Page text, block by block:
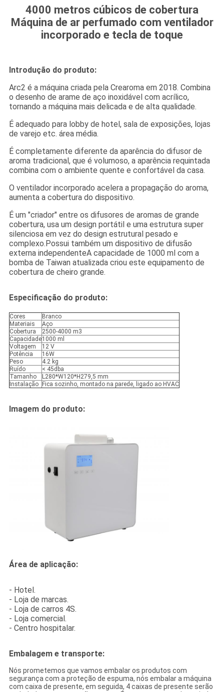
4000 metros cúbicos de cobertura
Máquina de ar perfumado com ventilador
incorporado e tecla de toque
Introdução do produto:
Arc2 é a máquina criada pela Crearoma em 2018. Combina
o desenho de arame de aço inoxidável com acrílico,
tornando a máquina mais delicada e de alta qualidade.
É adequado para lobby de hotel, sala de exposições, lojas
de varejo etc. área média.
É completamente diferente da aparência do difusor de
aroma tradicional, que é volumoso, a aparência requintada
combina com o ambiente quente e confortável da casa.
O ventilador incorporado acelera a propagação do aroma,
aumenta a cobertura do dispositivo.
É um "criador" entre os difusores de aromas de grande
cobertura, usa um design portátil e uma estrutura super
silenciosa em vez do design estrutural pesado e
complexo.Possui também um dispositivo de difusão
externa independenteA capacidade de 1000 ml com a
bomba de Taiwan atualizada criou este equipamento de
cobertura de cheiro grande.
Especificação do produto:
Cores
Branco
Materiais
Aço
Cobertura
2500-4000 m3
Capacidade1000 ml
Voltagem
12 V
Potência
16W
Peso
4.2 kg
Ruído
< 45dba
Tamanho
L280*W120*H279,5 mm
Instalação
Fica sozinho, montado na parede, ligado ao HVAC
Imagem do produto:
Área de aplicação:
- Hotel.
- Loja de marcas.
- Loja de carros 4S.
- Loja comercial.
- Centro hospitalar.
Embalagem e transporte:
Nós prometemos que vamos embalar os produtos com
segurança com a proteção de espuma, nós embalar a máquina
com caixa de presente, em seguida, 4 caixas de presente serão